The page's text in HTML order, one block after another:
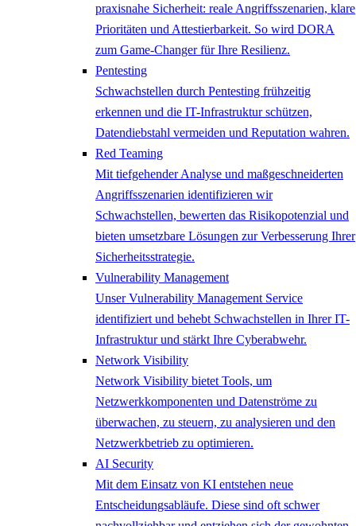
praxisnahe Sicherheit: reale Angriffsszenarien, klare
Prioritäten und Attestierbarkeit. So wird DORA
zum Game-Changer für Ihre Resilienz.
Pentesting
Schwachstellen durch Pentesting frühzeitig
erkennen und die IT-Infrastruktur schützen,
Datendiebstahl vermeiden und Reputation wahren.
Red Teaming
Mit tiefgehender Analyse und maßgeschneiderten
Angriffsszenarien identifizieren wir
Schwachstellen, bewerten das Risikopotenzial und
bieten umsetzbare Lösungen zur Verbesserung Ihrer
Sicherheitsstrategie.
Vulnerability Management
Unser Vulnerability Management Service
identifiziert und behebt Schwachstellen in Ihrer IT-
Infrastruktur und stärkt Ihre Cyberabwehr.
Network ​Visibility
Network Visibility bietet Tools, um
Netzwerkkomponenten und Datenströme zu
überwachen, zu steuern, zu analysieren und den
Netzwerkbetrieb zu optimieren.
AI Security
Mit dem Einsatz von KI entstehen neue
Entscheidungsabläufe. Diese sind oft schwer